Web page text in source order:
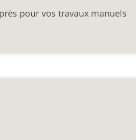
pour vos travaux manuels